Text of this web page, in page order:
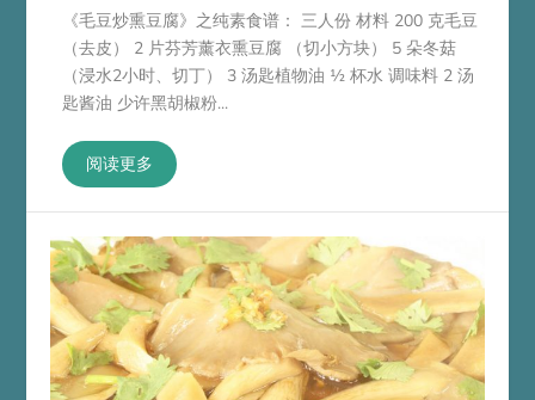
《毛豆炒熏豆腐》之纯素食谱： 三人份 材料 200 克毛豆
（去皮） 2 片芬芳薰衣熏豆腐 （切小方块） 5 朵冬菇
（浸水2小时、切丁） 3 汤匙植物油 ½ 杯水 调味料 2 汤
匙酱油 少许黑胡椒粉...
阅读更多